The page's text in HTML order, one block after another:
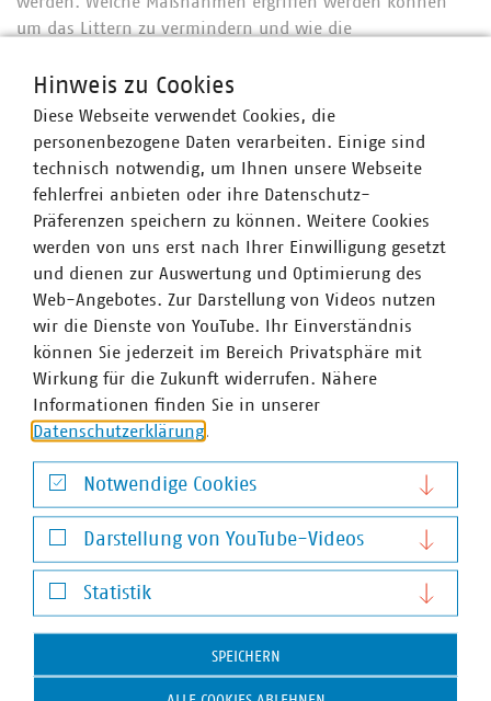
um das Littern zu vermindern und wie die
Informationsschrift ebenfalls dargestellt.
Die Erkenntnisse der drei vorhergehenden Studien,
publiziert in den VKU-Informationen 72, 76 und 80 aus
den Jahren 2005 – 2011, wurden 2017 evaluiert und mit
neuen Fragestellungen und weiteren untersuchten
Personengruppen ergänzt.
VKU Information 80 - Massnahmen gegen
Littering
Die Information 80 „Maßnahmen gegen Littering“
die dritte und abschließende Veröffentlichung im Projekt
zur Untersuchung von Grundlagen, Ursachen und
Prävention des Littering im öffentlichen Raum mit
psychologischen Methoden. Es wurde die Wirksamkeit
von zwei Maßnahmen gegen Littering im Feldexperiment
mit einer Fragebogenmethodik erfasst und nach
wissenschaftlichen Standards ausgewertet.
Hinweis zu Cookies
Diese Webseite verwendet Cookies, die
personenbezogene Daten verarbeiten. Einige sind
technisch notwendig, um Ihnen unsere Webseite
fehlerfrei anbieten oder ihre Datenschutz-
Präferenzen speichern zu können. Weitere Cookies
werden von uns erst nach Ihrer Einwilligung gesetzt
und dienen zur Auswertung und Optimierung des
Web-Angebotes. Zur Darstellung von Videos nutzen
wir die Dienste von YouTube. Ihr Einverständnis
können Sie jederzeit im Bereich Privatsphäre mit
Wirkung für die Zukunft widerrufen. Nähere
Informationen finden Sie in unserer
Datenschutzerklärung.
Notwendige Cookies
Notwendige Cookies
Darstellung von YouTube-Videos
Darstellung von YouTube-Videos
Statistik
Statistik
SPEICHERN